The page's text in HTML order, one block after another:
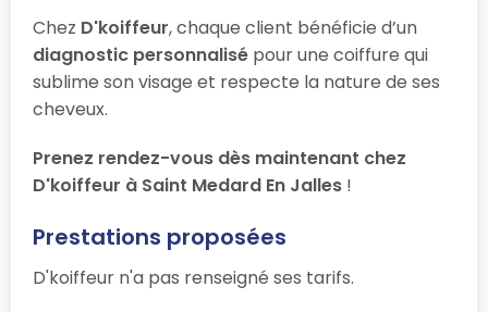
Chez D'koiffeur, chaque client bénéficie d’un
diagnostic personnalisé pour une coiffure qui
sublime son visage et respecte la nature de ses
cheveux.
Prenez rendez-vous dès maintenant chez
D'koiffeur à Saint Medard En Jalles !
Prestations proposées
D'koiffeur n'a pas renseigné ses tarifs.